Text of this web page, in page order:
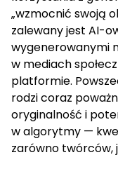
„wzmocnić swoją
zalewany jest AI-
wygenerowanymi
w mediach
platformie.
rodzi coraz
oryginalność i
w algorytmy —
zarówno twórców,